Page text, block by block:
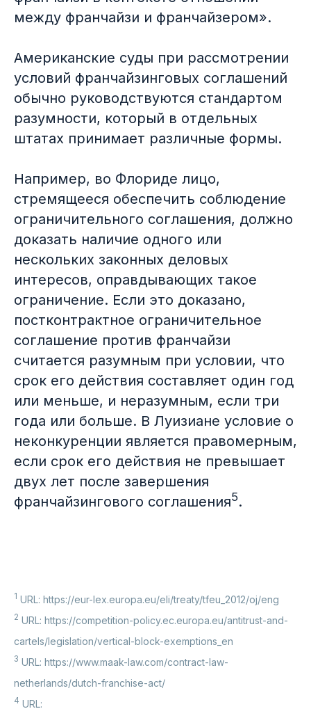
между франчайзи и франчайзером».
Американские суды при рассмотрении
условий франчайзинговых соглашений
обычно руководствуются стандартом
разумности, который в отдельных
штатах принимает различные формы.
Например, во Флориде лицо,
стремящееся обеспечить соблюдение
ограничительного соглашения, должно
доказать наличие одного или
нескольких законных деловых
интересов, оправдывающих такое
ограничение. Если это доказано,
постконтрактное ограничительное
соглашение против франчайзи
считается разумным при условии, что
срок его действия составляет один год
или меньше, и неразумным, если три
года или больше. В Луизиане условие о
неконкуренции является правомерным,
если срок его действия не превышает
двух лет после завершения
франчайзингового соглашения5.
1 URL: https://eur-lex.europa.eu/eli/treaty/tfeu_2012/oj/eng
2 URL: https://competition-policy.ec.europa.eu/antitrust-and-
cartels/legislation/vertical-block-exemptions_en
3 URL: https://www.maak-law.com/contract-law-
netherlands/dutch-franchise-act/
4 URL:
Афиша
Что интересного нам принес 2025
год…
Светские дела юридического
03